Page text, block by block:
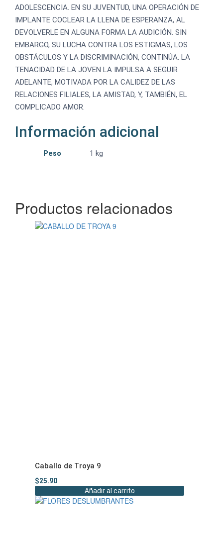
ADOLESCENCIA. EN SU JUVENTUD, UNA OPERACIÓN DE
IMPLANTE COCLEAR LA LLENA DE ESPERANZA, AL
DEVOLVERLE EN ALGUNA FORMA LA AUDICIÓN. SIN
EMBARGO, SU LUCHA CONTRA LOS ESTIGMAS, LOS
OBSTÁCULOS Y LA DISCRIMINACIÓN, CONTINÚA. LA
TENACIDAD DE LA JOVEN LA IMPULSA A SEGUIR
ADELANTE, MOTIVADA POR LA CALIDEZ DE LAS
RELACIONES FILIALES, LA AMISTAD, Y, TAMBIÉN, EL
COMPLICADO AMOR.
Información adicional
Peso 1 kg
Productos relacionados
Caballo de Troya 9
$25.90
Añadir al carrito